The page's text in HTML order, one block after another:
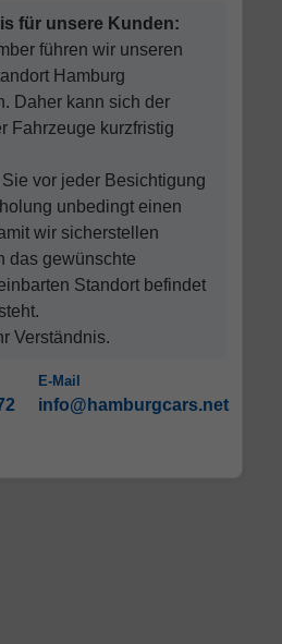
für unsere Kunden:
führen wir unseren
Hamburg
Daher kann sich der
Fahrzeuge kurzfristig
vor jeder Besichtigung
unbedingt einen
wir sicherstellen
das gewünschte
Standort befindet
Verständnis.
E-Mail
info@hamburgcars.net